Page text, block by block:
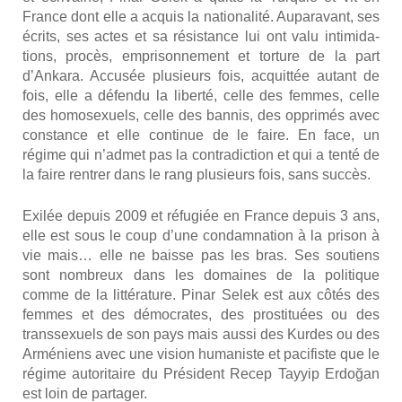
France dont elle a acquis la natio­na­li­té. Aupa­ra­vant, ses
écrits, ses actes et sa résis­tance lui ont valu inti­mi­da­
tions, pro­cès, empri­son­ne­ment et tor­ture de la part
d’Ankara. Accu­sée plu­sieurs fois, acquit­tée autant de
fois, elle a défen­du la liber­té, celle des femmes, celle
des homo­sexuels, celle des ban­nis, des oppri­més avec
constance et elle conti­nue de le faire. En face, un
régime qui n’admet pas la contra­dic­tion et qui a ten­té de
la faire ren­trer dans le rang plu­sieurs fois, sans suc­cès.
Exi­lée depuis 2009 et réfu­giée en France depuis 3 ans,
elle est sous le coup d’une condam­na­tion à la pri­son à
vie mais… elle ne baisse pas les bras. Ses sou­tiens
sont nom­breux dans les domaines de la poli­tique
comme de la lit­té­ra­ture. Pinar Selek est aux côtés des
femmes et des démo­crates, des pros­ti­tuées ou des
trans­sexuels de son pays mais aus­si des Kurdes ou des
Armé­niens avec une vision huma­niste et paci­fiste que le
régime auto­ri­taire du Pré­sident Recep Tayyip Erdoğan
est loin de par­ta­ger.